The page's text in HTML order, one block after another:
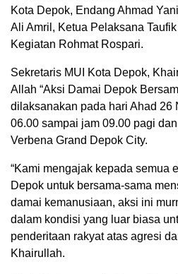
00:00
Kota Depok, Endang Ahmad
Ali Amril, Ketua Pelaksana
Kegiatan Rohmat Rospari.
Sekretaris MUI Kota Depok,
Allah “Aksi Damai Depok
dilaksanakan pada hari Ahad 26
06.00 sampai jam 09.00 pagi
Verbena Grand Depok City.
“Kami mengajak kepada semua
Depok untuk bersama-sama
damai kemanusiaan, aksi ini
dalam kondisi yang luar biasa
penderitaan rakyat atas agresi
Khairullah.